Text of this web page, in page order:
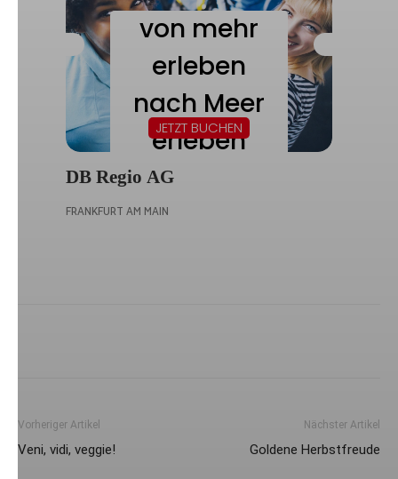
Vorheriger Artikel
Veni, vidi, veggie!
Nächster Artikel
Goldene Herbstfreude